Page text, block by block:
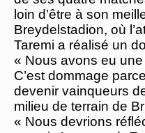
loin d’être à son
Breydelstadion, où
Taremi a réalisé un
« Nous avons eu
C’est dommage
devenir vainqueurs
milieu de terrain de
« Nous devrions